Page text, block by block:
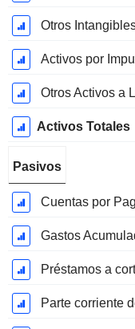
Otros
Activos por
Otros Activos a
Activos Totales
Pasivos
Cuentas por
Gastos
Préstamos a
Parte corriente